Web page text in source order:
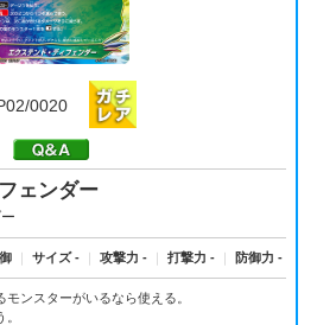
0020
ェンダー
｜ サイズ - ｜ 攻撃力 - ｜ 打撃力 - ｜ 防御力 -
ンスターがいるなら使える。